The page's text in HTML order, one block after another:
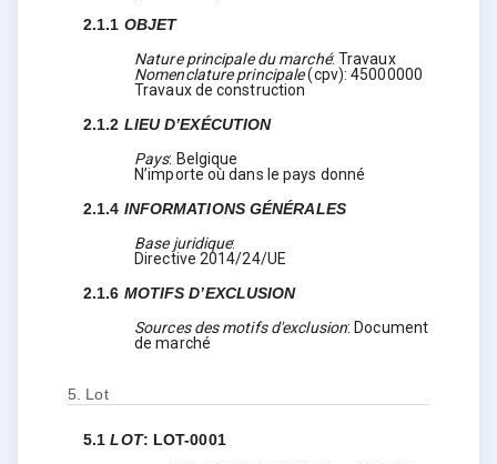
2.1.1 OBJET
Nature principale du marché: Travaux
Nomenclature principale(cpv):45000000
Travaux de construction
2.1.2 LIEU D’EXÉCUTION
Pays: Belgique
N’importe où dans le pays donné
2.1.4 INFORMATIONS GÉNÉRALES
Base juridique:
Directive 2014/24/UE
2.1.6 MOTIFS D’EXCLUSION
Sources des motifs d'exclusion:Document
de marché
5. Lot
5.1LOT: LOT-0001